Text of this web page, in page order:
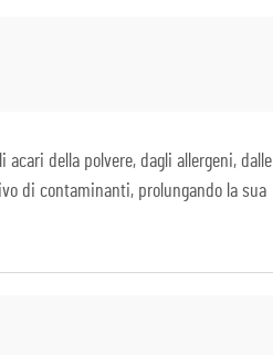
della polvere, dagli allergeni, dalle
di contaminanti, prolungando la sua